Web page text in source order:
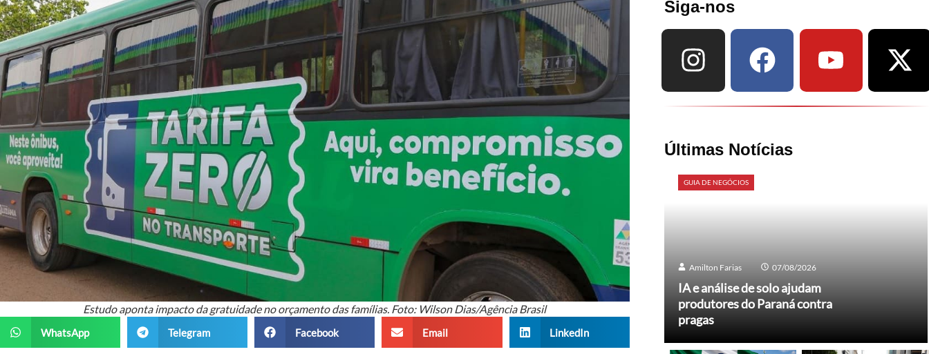
Estudo aponta impacto da gratuidade no orçamento das famílias. Foto: Wilson Dias/Agência Brasil
WhatsApp Telegram Facebook Email LinkedIn
Siga-nos
Últimas Notícias
GUIA DE NEGÓCIOS
Amilton Farias 07/08/2026
IA e análise de solo ajudam
produtores do Paraná contra
pragas